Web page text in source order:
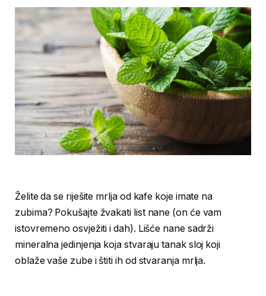
Želite da se riješite mrlja od kafe koje imate na
zubima? Pokušajte žvakati list nane (on će vam
istovremeno osvježiti i dah). Lišće nane sadrži
mineralna jedinjenja koja stvaraju tanak sloj koji
oblaže vaše zube i štiti ih od stvaranja mrlja.